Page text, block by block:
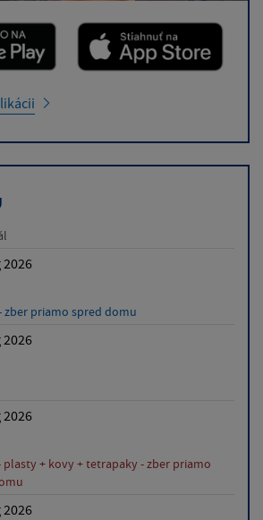
2026
- zber priamo spred domu
2026
2026
plasty + kovy + tetrapaky - zber priamo
2026